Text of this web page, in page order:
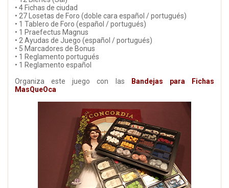
• 4 Fichas de ciudad
• 27 Losetas de Foro (doble cara español / portugués)
• 1 Tablero de Foro (español / portugués)
• 1 Praefectus Magnus
• 2 Ayudas de Juego (español / portugués)
• 5 Marcadores de Bonus
• 1 Reglamento portugués
• 1 Reglamento español
Organiza este juego con las
Bandejas para Fichas
MasQueOca